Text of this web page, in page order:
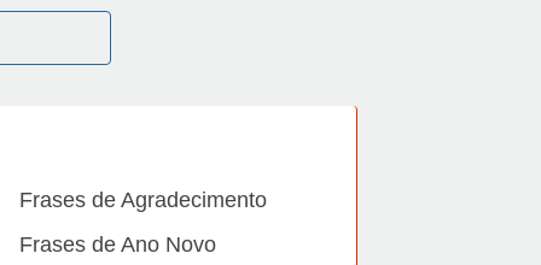
Frases de Agradecimento
Frases de Ano Novo